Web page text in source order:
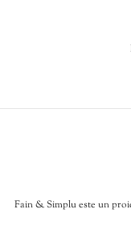
Fain & Simplu este un